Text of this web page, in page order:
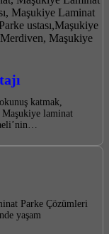
katmak,
Maşukiye laminat
Parke Çözümleri
yaşam